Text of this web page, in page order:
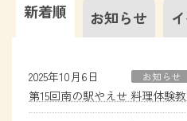
新着順 お知らせ
2025年10月6日 お知らせ
第15回南の駅やえせ 料理体験